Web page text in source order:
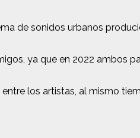
de sonidos urbanos
ya que en 2022 ambos
los artistas, al mismo